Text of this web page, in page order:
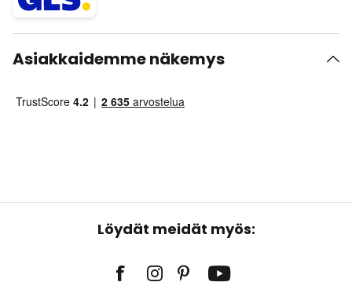
Asiakkaidemme näkemys
Löydät meidät myös: